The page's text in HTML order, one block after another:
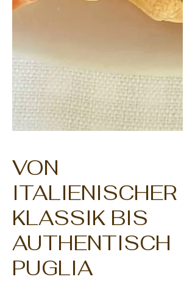
VON
ITALIENISCHER
KLASSIK BIS
AUTHENTISCH
PUGLIA